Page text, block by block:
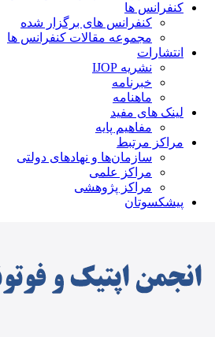
کنفرانس ها
کنفرانس های برگزار شده
مجموعه مقالات کنفرانس ها
انتشارات
نشریه IJOP
خبرنامه
ماهنامه
لینک های مفید
مفاهیم پایه
مراکز مرتبط
سازمان‌ها و نهادهای دولتی
مراکز علمی
مراکز پژوهشی
پیشکسوتان